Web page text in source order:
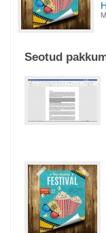
Seotud